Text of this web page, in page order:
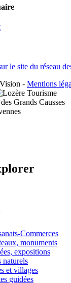
le site du réseau
- Mentions
Commerces
monuments
expositions
naturels
et villages
guidées